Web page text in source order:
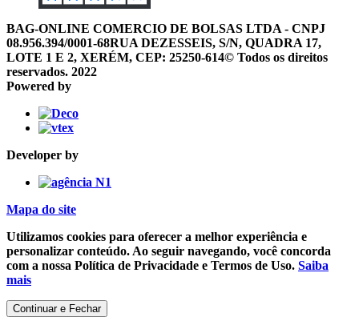
BAG-ONLINE COMERCIO DE BOLSAS LTDA - CNPJ
08.956.394/0001-68RUA DEZESSEIS, S/N, QUADRA 17,
LOTE 1 E 2, XERÉM, CEP: 25250-614© Todos os direitos
reservados. 2022
Powered by
Developer by
Mapa do site
Utilizamos cookies para oferecer a melhor experiência e
personalizar conteúdo. Ao seguir navegando, você concorda
com a nossa Política de Privacidade e Termos de Uso. Saiba
mais
Continuar e Fechar